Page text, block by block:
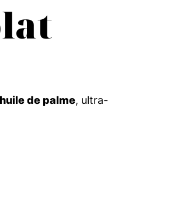
de palme, ultra-